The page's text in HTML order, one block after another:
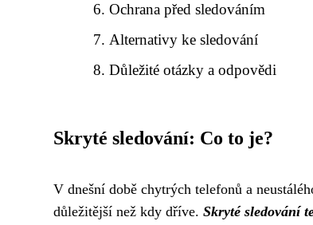
Ochrana před sledováním
Alternativy ke sledování
Důležité otázky a odpovědi
Skryté sledování: Co to je?
V dnešní době chytrých telefonů a
důležitější než kdy dříve. Skryté sledování